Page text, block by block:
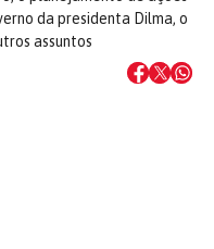
da presidenta Dilma, o
assuntos